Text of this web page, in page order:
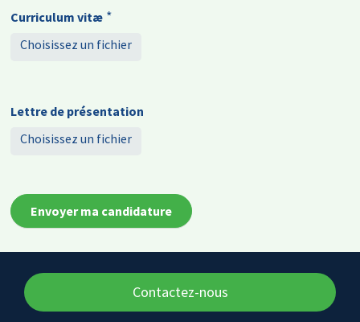
Curriculum vitæ *
Choisissez un fichier
Limité
Mo.
pdf
Lettre de présentation
Choisissez un fichier
seul
fichier.
Mo.
Contactez-nous